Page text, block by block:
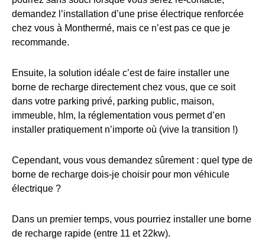
demandez l’installation d’une prise électrique renforcée
chez vous à Monthermé, mais ce n’est pas ce que je
recommande.
Ensuite, la solution idéale c’est de faire installer une
borne de recharge directement chez vous, que ce soit
dans votre parking privé, parking public, maison,
immeuble, hlm, la réglementation vous permet d’en
installer pratiquement n’importe où (vive la transition !)
Cependant, vous vous demandez sûrement : quel type de
borne de recharge dois-je choisir pour mon véhicule
électrique ?
Dans un premier temps, vous pourriez installer une borne
de recharge rapide (entre 11 et 22kw).